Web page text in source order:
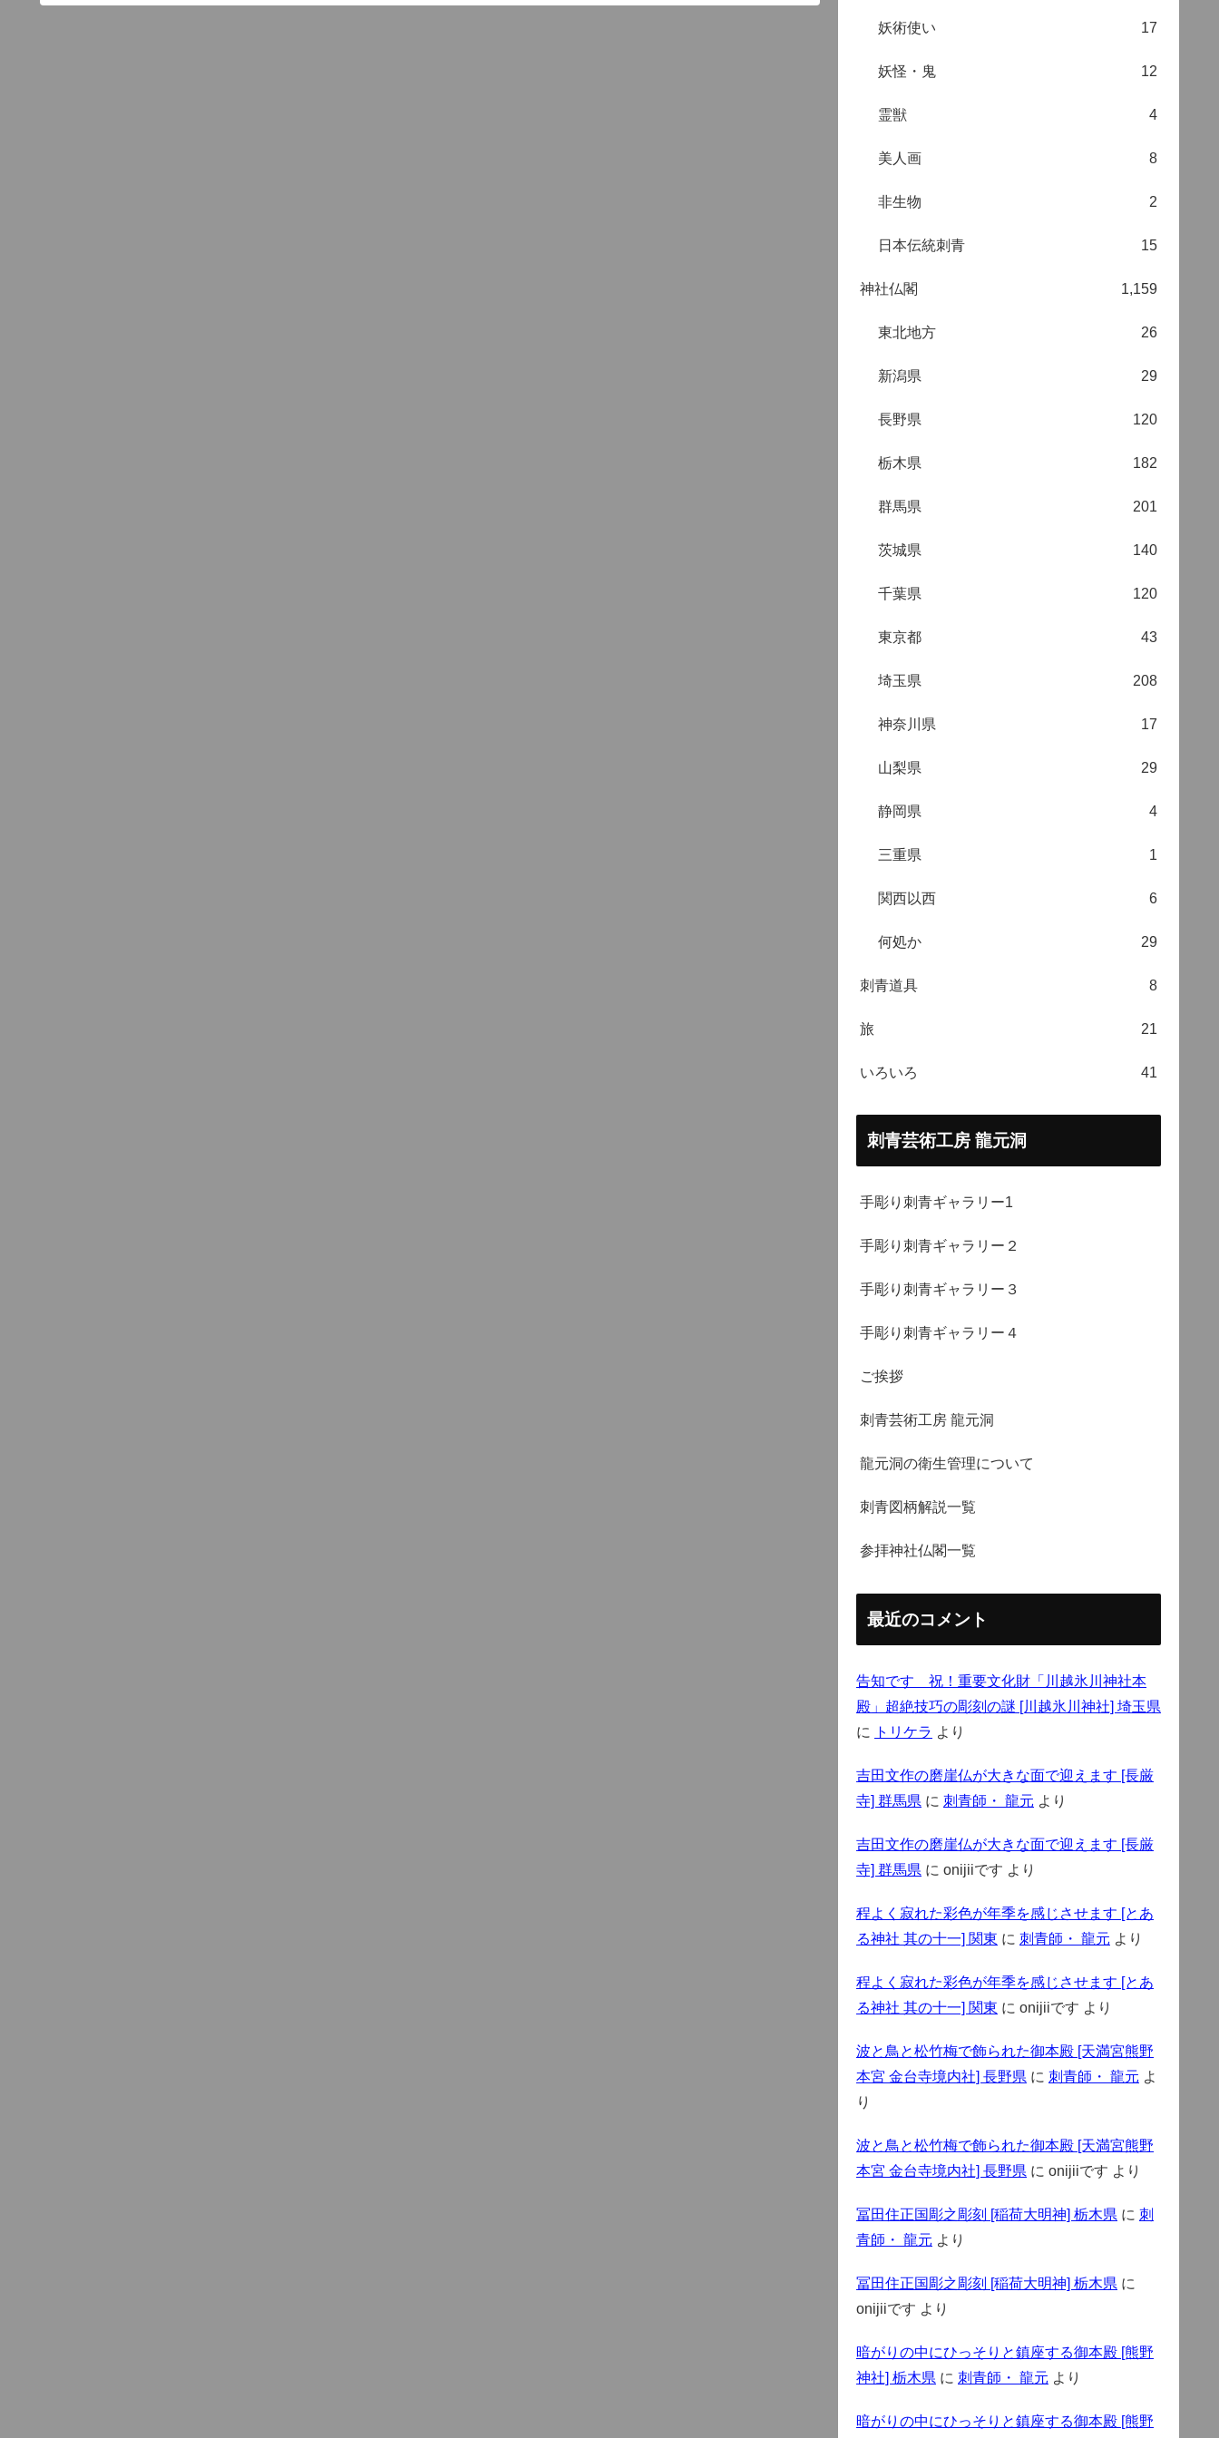
妖術使い 17
妖怪・鬼 12
霊獣 4
美人画 8
非生物 2
日本伝統刺青 15
神社仏閣 1,159
東北地方 26
新潟県 29
長野県 120
栃木県 182
群馬県 201
茨城県 140
千葉県 120
東京都 43
埼玉県 208
神奈川県 17
山梨県 29
静岡県 4
三重県 1
関西以西 6
何処か 29
刺青道具 8
旅 21
いろいろ 41
刺青芸術工房 龍元洞
手彫り刺青ギャラリー1
手彫り刺青ギャラリー２
手彫り刺青ギャラリー３
手彫り刺青ギャラリー４
ご挨拶
刺青芸術工房 龍元洞
龍元洞の衛生管理について
刺青図柄解説一覧
参拝神社仏閣一覧
最近のコメント
告知です 祝！重要文化財「川越氷川神社本
殿」超絶技巧の彫刻の謎 [川越氷川神社] 埼玉県
に
トリケラ より
吉田文作の磨崖仏が大きな面で迎えます [長厳
寺] 群馬県 に 刺青師・ 龍元 より
吉田文作の磨崖仏が大きな面で迎えます [長厳
寺] 群馬県 に onijiiです より
程よく寂れた彩色が年季を感じさせます [とあ
る神社 其の十一] 関東 に 刺青師・ 龍元 より
程よく寂れた彩色が年季を感じさせます [とあ
る神社 其の十一] 関東 に onijiiです より
波と鳥と松竹梅で飾られた御本殿 [天満宮熊野
本宮 金台寺境内社] 長野県 に 刺青師・ 龍元 よ
り
波と鳥と松竹梅で飾られた御本殿 [天満宮熊野
本宮 金台寺境内社] 長野県 に onijiiです より
冨田住正国彫之彫刻 [稲荷大明神] 栃木県 に 刺
青師・ 龍元 より
冨田住正国彫之彫刻 [稲荷大明神] 栃木県 に
onijiiです より
暗がりの中にひっそりと鎮座する御本殿 [熊野
神社] 栃木県 に 刺青師・ 龍元 より
暗がりの中にひっそりと鎮座する御本殿 [熊野